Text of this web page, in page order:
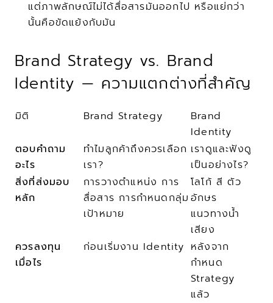
แต่ภาพลักษณ์ไม่ได้สื่อสารมันออกไป หรือแย่กว่า
นั้นคือขัดแย้งกับมัน
Brand Strategy vs. Brand
Identity — ความแตกต่างที่สำคัญ
มิติ Brand Strategy
Brand
Identity
ตอบคำถาม
อะไร
ทำไมลูกค้าถึงควรเลือก
เรา?
เราดูและฟังดู
เป็นอย่างไร?
สิ่งที่ส่งมอบ
หลัก
การวางตำแหน่ง การ
สื่อสาร การกำหนดกลุ่ม
เป้าหมาย
โลโก้ สี ตัว
อักษร
แนวทางน้ำ
เสียง
ควรลงทุน
เมื่อไร
ก่อนเริ่มงาน Identity หลังจาก
กำหนด
Strategy
แล้ว